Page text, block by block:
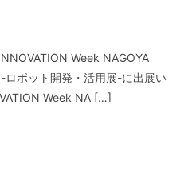
Week NAGOYA
ボット開発・活用展-に出展い
Week NA […]